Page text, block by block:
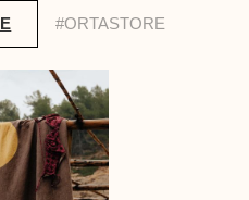
#ORTASTORE